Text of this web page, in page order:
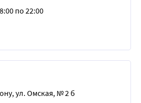
по 22:00
ул. Омская, № 2 б